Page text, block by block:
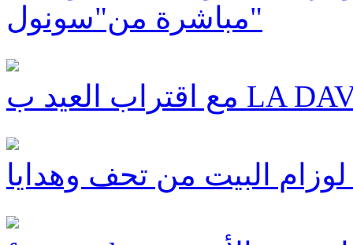
مباشرة من"سونول"
البيت من تحف وهدايا